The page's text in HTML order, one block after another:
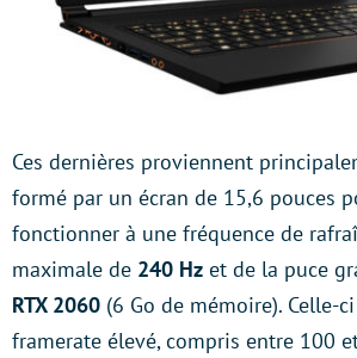
Ces dernières proviennent
formé par un écran de 15,6 pouces
fonctionner à une fréquence de
maximale de 240 Hz et de la puce
RTX 2060 (6 Go de mémoire). Celle-
framerate élevé, compris entre 100